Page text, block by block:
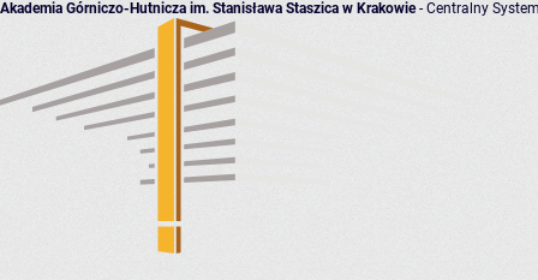
Akademia Górniczo-Hutnicza im. Stanisława Staszica w Krakowie- Centralny